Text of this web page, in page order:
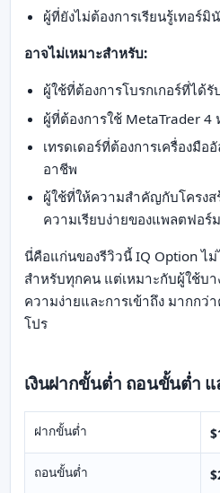
ผู้ที่ยังไม่ต้องการเรียนรู้เทอร์
อาจไม่เหมาะสำหรับ:
ผู้ใช้ที่ต้องการโบรกเกอร์ที่ได้
ผู้ที่ต้องการใช้ MetaTrader 4
เทรดเดอร์ที่ต้องการเครื่องมื
อาชีพ
ผู้ใช้ที่ให้ความสำคัญกับโครง
ความเรียบง่ายของแพลตฟอร์ม
นี่คือแก่นของรีวิวนี้ IQ Option ไ
สำหรับทุกคน แต่เหมาะกับผู้ใช้บ
ความง่ายและการเข้าถึง มากกว่
โปร
เงินฝากขั้นต่ำ ถอนขั้นต่ำ
ฝากขั้นต่ำ
ถอนขั้นต่ำ